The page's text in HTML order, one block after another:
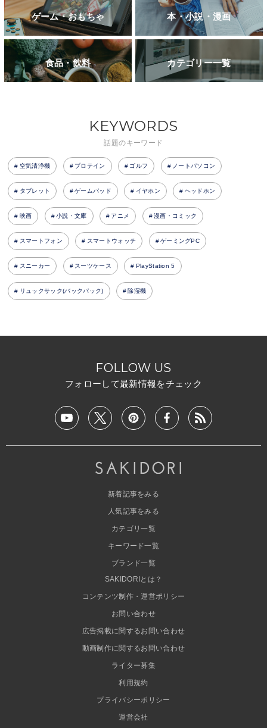
ゲーム・おもちゃ 本・小説・漫画
食品・飲料 カテゴリー一覧
KEYWORDS
話題のキーワード
空気清浄機 プロテイン ゴルフ ノートパソコン
タブレット ゲームパッド イヤホン ヘッドホン
映画 小説・文庫 アニメ 漫画・コミック
スマートフォン スマートウォッチ ゲーミングPC
スニーカー スーツケース PlayStation 5
リュックサック(バックパック) 除湿機
FOLLOW US
フォローして最新情報をチェック
新着記事をみる
人気記事をみる
カテゴリ一覧
キーワード一覧
ブランド一覧
SAKIDORIとは？
コンテンツ制作・運営ポリシー
お問い合わせ
広告掲載に関するお問い合わせ
動画制作に関するお問い合わせ
ライター募集
利用規約
プライバシーポリシー
運営会社